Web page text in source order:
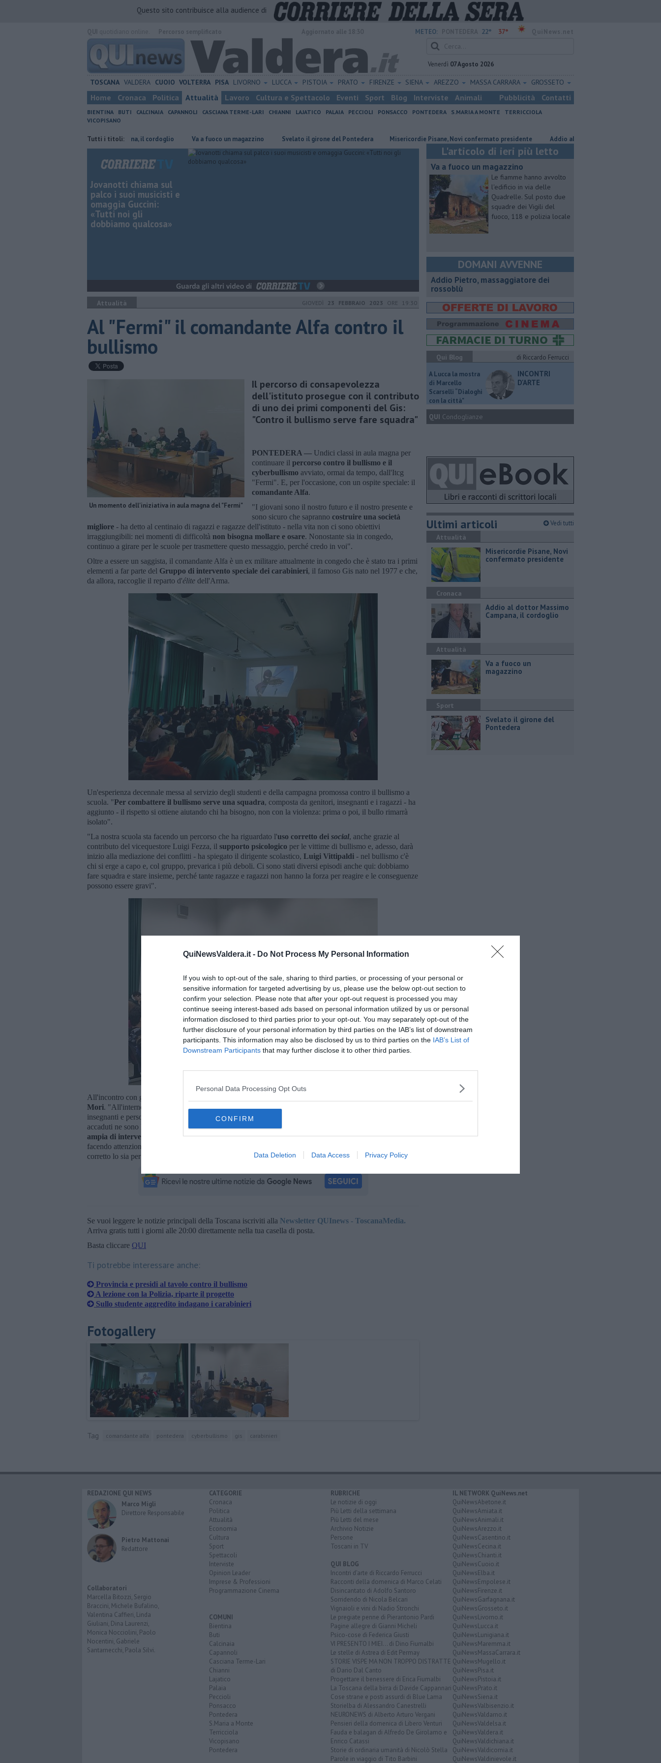
QuiNewsValdera.it - Do Not Process My Personal Information
If you wish to opt-out of the sale, sharing to third parties, or processing of your personal or
sensitive information for targeted advertising by us, please use the below opt-out section to
confirm your selection. Please note that after your opt-out request is processed you may
continue seeing interest-based ads based on personal information utilized by us or personal
information disclosed to third parties prior to your opt-out. You may separately opt-out of the
further disclosure of your personal information by third parties on the IAB’s list of downstream
participants. This information may also be disclosed by us to third parties on the IAB’s List of
Downstream Participants that may further disclose it to other third parties.
Personal Data Processing Opt Outs
CONFIRM
Data Deletion Data Access Privacy Policy
Questo sito contribuisce alla audience di
METEO: 22° 37°
Venerdì 07 Agosto 2026
TOSCANA VALDERA CUOIO VOLTERRA PISA LIVORNO LUCCA PISTOIA PRATO FIRENZE SIENA AREZZO MASSA CARRARA GROSSETO
Home Cronaca Politica Attualità Lavoro Cultura e Spettacolo Eventi Sport Blog Interviste Animali Pubblicità Contatti
BIENTINA BUTI CALCINAIA CAPANNOLI CASCIANA TERME-LARI CHIANNI LAJATICO PALAIA PECCIOLI PONSACCO PONTEDERA S.MARIA A MONTE
TERRICCIOLA
VICOPISANO
Tutti i titoli:
Addio al dottor Massimo Campana, il cordoglio Va a fuoco un magazzino Svelato il girone del Pontedera Misericordie Pisane, Novi confermato presidente Addio al dottor Massimo Campana, il cordoglio
Jovanotti chiama sul
palco i suoi musicisti e
omaggia Guccini:
«Tutti noi gli
dobbiamo qualcosa»
Attualità GIOVEDÌ 23 FEBBRAIO 2023 ORE 19:30
Al "Fermi" il comandante Alfa contro il
bullismo
Un momento dell'iniziativa in aula magna del "Fermi"
Il percorso di consapevolezza
dell'istituto prosegue con il contributo
di uno dei primi componenti del Gis:
"Contro il bullismo serve fare squadra"
PONTEDERA — Undici classi in aula magna per
continuare il percorso contro il bullismo e il
cyberbullismo avviato, ormai da tempo, dall'Itcg
"Fermi". E, per l'occasione, con un ospite speciale: il
comandante Alfa.
"I giovani sono il nostro futuro e il nostro presente e
sono sicuro che sapranno costruire una società
migliore - ha detto al centinaio di ragazzi e ragazze dell'istituto - nella vita non ci sono obiettivi
irraggiungibili: nei momenti di difficoltà non bisogna mollare e osare. Nonostante sia in congedo,
continuo a girare per le scuole per trasmettere questo messaggio, perché credo in voi".
Oltre a essere un saggista, il comandante Alfa è un ex militare attualmente in congedo che è stato tra i primi
elementi a far parte del Gruppo di intervento speciale dei carabinieri, il famoso Gis nato nel 1977 e che,
da allora, raccoglie il reparto d'élite dell'Arma.
Un'esperienza decennale messa al servizio degli studenti e della campagna promossa contro il bullismo a
scuola. "Per combattere il bullismo serve una squadra, composta da genitori, insegnanti e i ragazzi - ha
aggiunto - il rispetto si ottiene aiutando chi ha bisogno, non con la violenza: prima o poi, il bullo rimarrà
isolato".
"La nostra scuola sta facendo un percorso che ha riguardato l'uso corretto dei social, anche grazie al
contributo del vicequestore Luigi Fezza, il supporto psicologico per le vittime di bullismo e, adesso, darà
inizio alla mediazione dei conflitti - ha spiegato il dirigente scolastico, Luigi Vittipaldi - nel bullismo c'è
chi si erge a capo e, col gruppo, prevarica i più deboli. Ci sono stati diversi episodi anche qui: dobbiamo
fare squadra e stare insieme, perché tante ragazze e ragazzi non hanno la forza per reagire e le conseguenze
possono essere gravi".
All'incontro con gli studenti ha preso parte anche l'assessore alle Politiche scolastiche,
Mori. "All'interno del villaggio scolastico sieteuna comunità di più di 5mila persone
insegnanti e personale - ha concluso - la vita di una comunità numerosa non è mai facile e gli episodi
accaduti ne sono la prova. Da parte nostra, il Comune ha avviato un percorso per
ampia di intervento
: sono sicuro che il vostro futuro sarà positivo se ognuno farà la propria parte parte,
facendo attenzione a come ci poniamo verso gli altri. Non possiamo pensare che ciò che a noi sembra
corretto lo sia per tutti".
Se vuoi leggere le notizie principali della Toscana iscriviti alla Newsletter QUInews - ToscanaMedia.
Arriva gratis tutti i giorni alle 20:00 direttamente nella tua casella di posta.
Basta cliccare QUI
Ti potrebbe interessare anche:
Provincia e presidi al tavolo contro il bullismo
A lezione con la Polizia, riparte il progetto
Sullo studente aggredito indagano i carabinieri
Fotogallery
Tag comandante alfa pontedera cyberbullismo gis carabinieri
L'articolo di ieri più letto
Va a fuoco un magazzino
Le fiamme hanno avvolto
l'edificio in via delle
Quadrelle. Sul posto due
squadre dei Vigili del
fuoco, 118 e polizia locale
DOMANI AVVENNE
Addio Pietro, massaggiatore dei
rossoblù
Qui Blog
di Riccardo Ferrucci
A Lucca la mostra
di Marcello
Scarselli “Dialoghi
con la città"
INCONTRI
D'ARTE
QUI Condoglianze
Ultimi articoli Vedi tutti
Attualità
Misericordie Pisane, Novi
confermato presidente
Cronaca
Addio al dottor Massimo
Campana, il cordoglio
Attualità
Va a fuoco un
magazzino
Sport
Svelato il girone del
Pontedera
REDAZIONE QUI NEWS
Marco Migli
Direttore Responsabile
Pietro Mattonai
Redattore
Collaboratori
Marcella Bitozzi, Sergio
Braccini, Michele Bufalino,
Valentina Caffieri, Linda
Giuliani, Dina Laurenzi,
Monica Nocciolini, Paolo
Nocentini, Gabriele
Santarnecchi, Paola Silvi.
CATEGORIE
Cronaca
Politica
Attualità
Economia
Cultura
Sport
Spettacoli
Interviste
Opinion Leader
Imprese & Professioni
Programmazione Cinema
COMUNI
Bientina
Buti
Calcinaia
Capannoli
Casciana Terme-Lari
Chianni
Lajatico
Palaia
Peccioli
Ponsacco
Pontedera
S.Maria a Monte
Terricciola
Vicopisano
Pontedera
RUBRICHE
Le notizie di oggi
Più Letti della settimana
Più Letti del mese
Archivio Notizie
Persone
Toscani in TV
QUI BLOG
Incontri d'arte di Riccardo Ferrucci
Racconti della domenica di Marco Celati
Disincantato di Adolfo Santoro
Sorridendo di Nicola Belcari
Vignaioli e vini di Nadio Stronchi
Le pregiate penne di Pierantonio Pardi
Pagine allegre di Gianni Micheli
Psico-cose di Federica Giusti
VI PRESENTO I MIEI... di Dino Fiumalbi
Le stelle di Astrea di Edit Permay
STORIE VISPE MA NON TROPPO DISTRATTE
di Dario Dal Canto
Progettare il benessere di Erica Fiumalbi
La Toscana della birra di Davide Cappannari
Cose strane e posti assurdi di Blue Lama
Storielba di Alessandro Canestrelli
NEURONEWS di Alberto Arturo Vergani
Pensieri della domenica di Libero Venturi
Fauda e balagan di Alfredo De Girolamo e
Enrico Catassi
Storie di ordinaria umanità di Nicolò Stella
Parole in viaggio di Tito Barbini
IL NETWORK QuiNews.net
QuiNewsAbetone.it
QuiNewsAmiata.it
QuiNewsAnimali.it
QuiNewsArezzo.it
QuiNewsCasentino.it
QuiNewsCecina.it
QuiNewsChianti.it
QuiNewsCuoio.it
QuiNewsElba.it
QuiNewsEmpolese.it
QuiNewsFirenze.it
QuiNewsGarfagnana.it
QuiNewsGrosseto.it
QuiNewsLivorno.it
QuiNewsLucca.it
QuiNewsLunigiana.it
QuiNewsMaremma.it
QuiNewsMassaCarrara.it
QuiNewsMugello.it
QuiNewsPisa.it
QuiNewsPistoia.it
QuiNewsPrato.it
QuiNewsSiena.it
QuiNewsValbisenzio.it
QuiNewsValdarno.it
QuiNewsValdelsa.it
QuiNewsValdera.it
QuiNewsValdichiana.it
QuiNewsValdicornia.it
QuiNewsValdinievole.it